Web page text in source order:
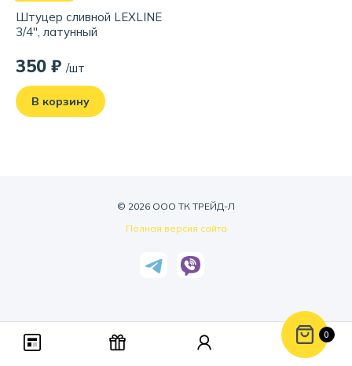
Штуцер сливной LEXLINE
3/4'', латунный
350 ₽ /шт
В корзину
© 2026 ООО ТК ТРЕЙД-Л
Полная версия сайта
0